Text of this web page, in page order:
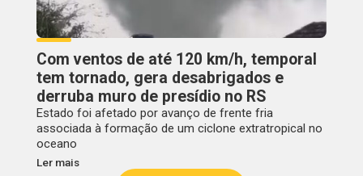
Com ventos de até 120 km/h, temporal
tem tornado, gera desabrigados e
derruba muro de presídio no RS
Estado foi afetado por avanço de frente fria
associada à formação de um ciclone extratropical no
oceano
Ler mais